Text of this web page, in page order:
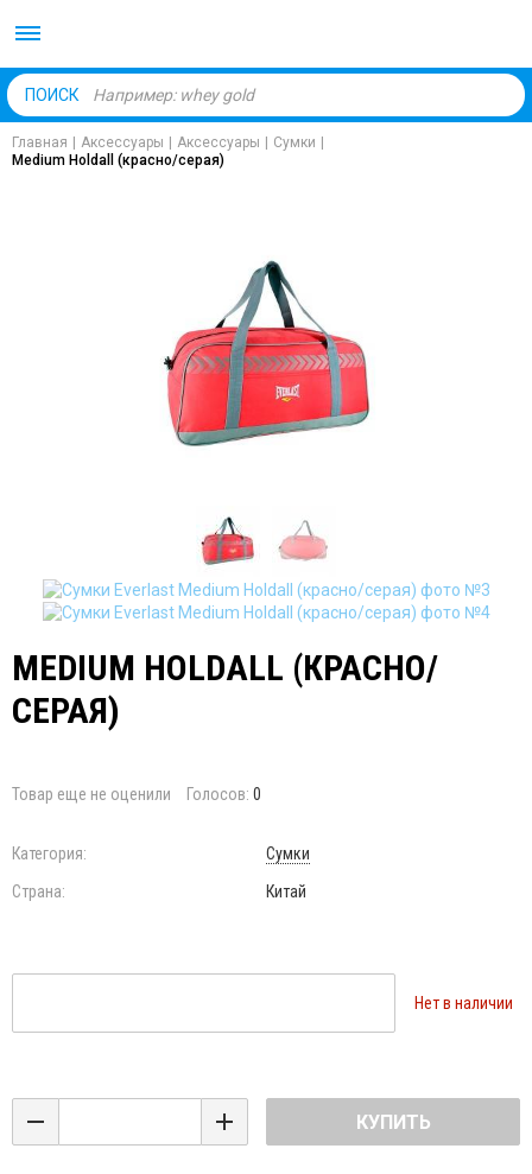
ПОИСК
Главная Аксессуары Аксессуары Сумки
Medium Holdall (красно/серая)
MEDIUM HOLDALL (КРАСНО/
СЕРАЯ)
Товар еще не оценили Голосов: 0
Категория:
Сумки
Страна:
Китай
Нет в наличии
КУПИТЬ